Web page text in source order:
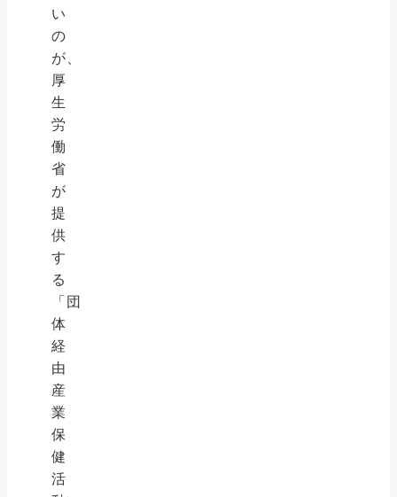
い
の
が、
厚
生
労
働
省
が
提
供
す
る
「団
体
経
由
産
業
保
健
活